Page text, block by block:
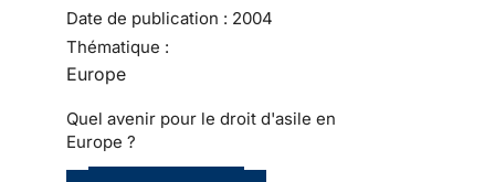
Date de publication : 2004
Thématique :
Europe
Quel avenir pour le droit d'asile en
Europe ?